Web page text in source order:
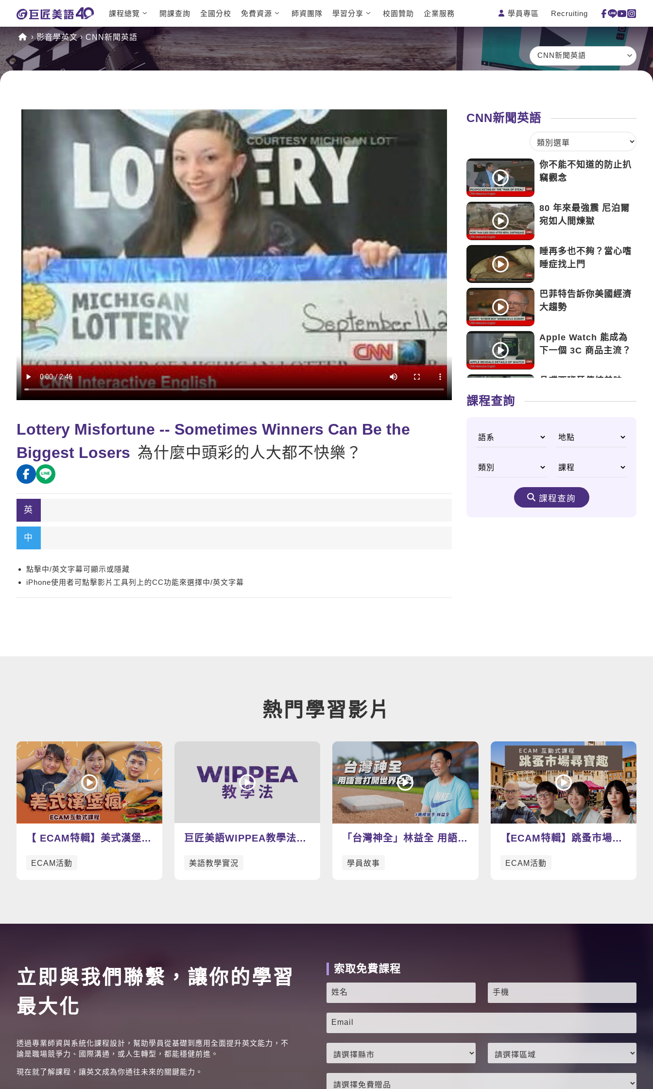
課程總覽
日語課程總
表
英文課程總
表
英文檢定
TOEIC 多益課程
IELTS 雅思課程
TOEFL 托福課程
能力養成
自然發音
英文聽力養成
開口溜英文
旅遊英文
Cengage TED
Talks
新聞英文
特色課程
主題課程
英語俱樂
Let's Talk
線上真人
日語
韓語
通
一對一家教
企業訓練
開課查詢 全國分校 免費資源
多益秒學堂 英文能力測驗
師資團隊 學習分享
學員讚出來 活動花絮
校園贊助 企業服務 學員專區 Recruiting
影音學英文 CNN新聞英語
CNN新聞英語
Lottery Misfortune -- Sometimes Winners Can Be the
Biggest Losers 為什麼中頭彩的人大都不快樂？
點擊中/英文字幕可顯示或隱藏
iPhone使用者可點擊影片工具列上的CC功能來選擇中/英文字幕
CNN新聞英語
你不能不知道的防止扒
竊觀念
80 年來最強震 尼泊爾
宛如人間煉獄
睡再多也不夠？當心嗜
睡症找上門
巴菲特告訴你美國經濟
大趨勢
Apple Watch 能成為
下一個 3C 商品主流？
品嚐西班牙傳統美味
國父李光耀
從無重力太空尋找人類
醫學進步契機
生態之美 野生動物非
課程查詢
課程查詢
熱門學習影片
【 ECAM特輯】美式漢堡瘋
玩到爆表🍔
ECAM活動
巨匠美語WIPPEA教學法示
美語教學實況
「台灣神全」林益全 用語言
學員故事
【ECAM特輯】跳蚤市場尋
吧！
ECAM活動
立即與我們聯繫，讓你的學習
最大化
透過專業師資與系統化課程設計，幫助學員從基礎到應用全面提升英文能力，不
論是職場競爭力、國際溝通，或人生轉型，都能穩健前進。
現在就了解課程，讓英文成為你通往未來的關鍵能力。
索取免費課程